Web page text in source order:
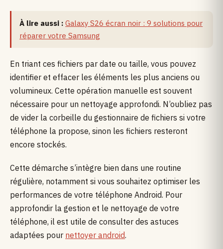
À lire aussi : Galaxy S26 écran noir : 9 solutions pour
réparer votre Samsung
En triant ces fichiers par date ou taille, vous pouvez
identifier et effacer les éléments les plus anciens ou
volumineux. Cette opération manuelle est souvent
nécessaire pour un nettoyage approfondi. N’oubliez pas
de vider la corbeille du gestionnaire de fichiers si votre
téléphone la propose, sinon les fichiers resteront
encore stockés.
Cette démarche s’intègre bien dans une routine
régulière, notamment si vous souhaitez optimiser les
performances de votre téléphone Android. Pour
approfondir la gestion et le nettoyage de votre
téléphone, il est utile de consulter des astuces
adaptées pour nettoyer android.